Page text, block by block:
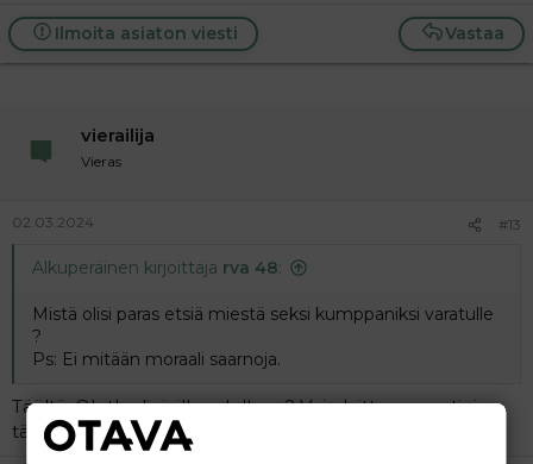
Vastaa
Ilmoita asiaton viesti
vierailija
Vieras
02.03.2024 #13
Alkuperäinen kirjoittaja rva 48:
Mistä olisi paras etsiä miestä seksi kumppaniksi varatulle
?
Ps: Ei mitään moraali saarnoja.
Täältä. Oletko linjoilla edelleen? Voin laittaa s-postini
tänne, jos olet.